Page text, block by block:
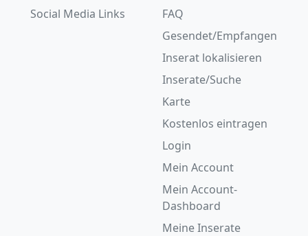
Social Media Links
FAQ
Gesendet/Empfangen
Inserat lokalisieren
Inserate/Suche
Karte
Kostenlos eintragen
Login
Mein Account
Mein Account-
Dashboard
Meine Inserate